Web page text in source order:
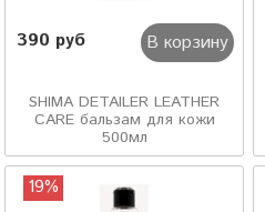
390 руб В корзину
SHIMA DETAILER LEATHER
CARE бальзам для кожи
500мл
19%